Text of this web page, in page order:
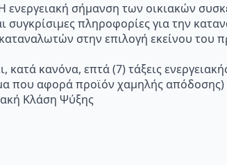
σήμανση των οικιακών
συγκρίσιμες πληροφορίες για την
στην επιλογή εκείνου του
κατά κανόνα, επτά (7) τάξεις
που αφορά προϊόν χαμηλής
Κλάση Ψύξης